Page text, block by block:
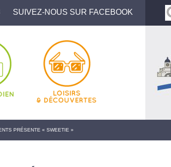
SUIVEZ-NOUS SUR FACEBOOK
PRÉSENTE « SWEETIE »